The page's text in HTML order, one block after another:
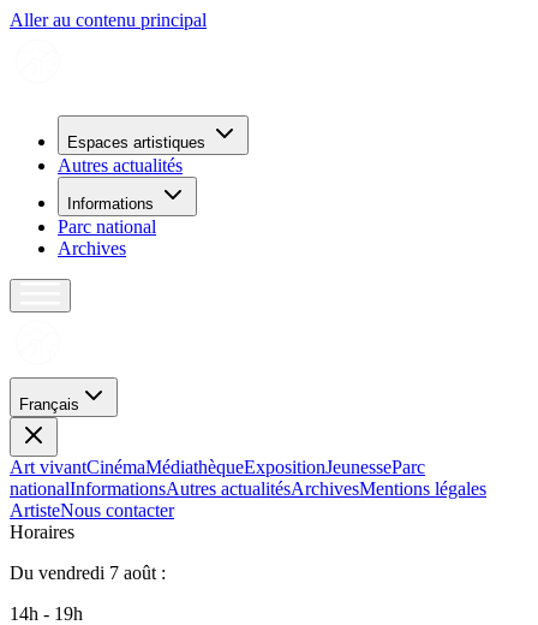
Aller au contenu principal
Espaces artistiques
Autres actualités
Informations
Parc national
Archives
Français
Art vivantCinémaMédiathèqueExpositionJeunesseParc
nationalInformationsAutres actualitésArchivesMentions légales
ArtisteNous contacter
Horaires
Du vendredi 7 août :
14h - 19h